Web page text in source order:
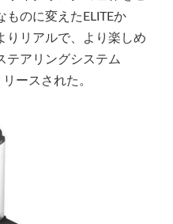
ものに変えたELITEか
りリアルで、より楽しめ
テアリングシステム
ースされた。